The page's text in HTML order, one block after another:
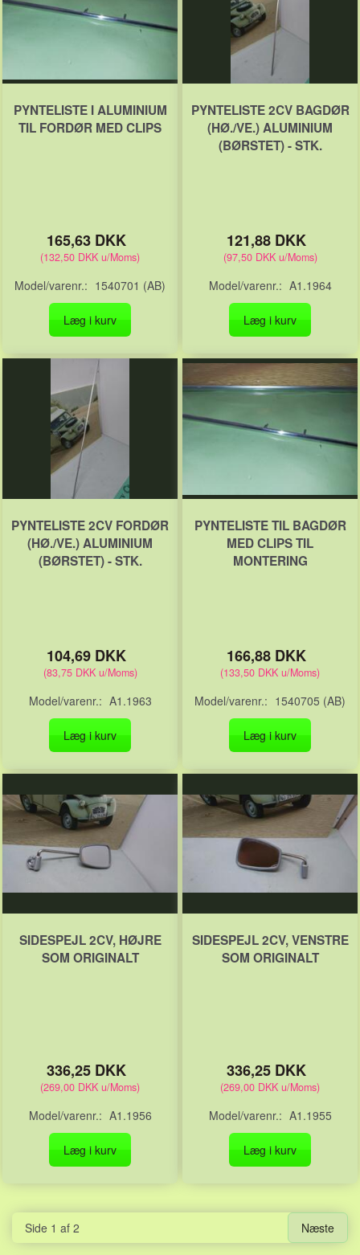
PYNTELISTE I ALUMINIUM
TIL FORDØR MED CLIPS
165,63 DKK
(132,50 DKK u/Moms)
Model/varenr.: 1540701 (AB)
Læg i kurv
PYNTELISTE 2CV BAGDØR
(HØ./VE.) ALUMINIUM
(BØRSTET) - STK.
121,88 DKK
(97,50 DKKu/Moms)
Model/varenr.: A1.1964
Læg i kurv
PYNTELISTE 2CV FORDØR
(HØ./VE.) ALUMINIUM
(BØRSTET) - STK.
104,69 DKK
(83,75 DKKu/Moms)
Model/varenr.: A1.1963
Læg i kurv
PYNTELISTE TIL BAGDØR
MED CLIPS TIL
MONTERING
166,88 DKK
(133,50 DKK u/Moms)
Model/varenr.: 1540705 (AB)
Læg i kurv
SIDESPEJL 2CV, HØJRE
SOM ORIGINALT
336,25 DKK
(269,00 DKK u/Moms)
Model/varenr.: A1.1956
Læg i kurv
SIDESPEJL 2CV, VENSTRE
SOM ORIGINALT
336,25 DKK
(269,00 DKK u/Moms)
Model/varenr.: A1.1955
Læg i kurv
Side 1 af 2 Næste